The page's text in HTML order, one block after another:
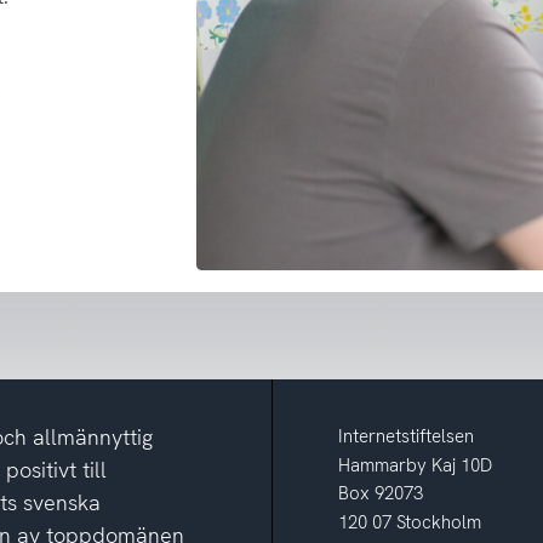
allmännyttig
positivt till
svenska
av toppdomänen
Internetstiftelsen
Hammarby Kaj 10D
Box 92073
120 07 Stockholm